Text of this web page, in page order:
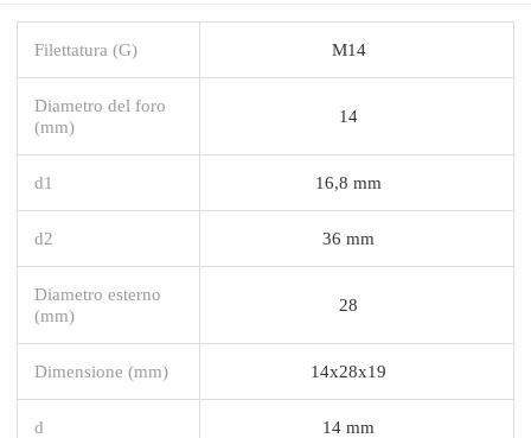
Filettatura (G) M14
Diametro del foro
(mm)
14
d1 16,8 mm
d2 36 mm
Diametro esterno
(mm)
28
Dimensione (mm) 14x28x19
d 14 mm